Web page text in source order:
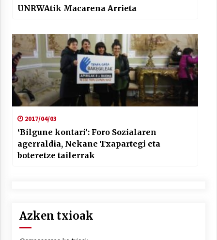
UNRWAtik Macarena Arrieta
2017/04/03
‘Bilgune kontari’: Foro Sozialaren
agerraldia, Nekane Txapartegi eta
boteretze tailerrak
Azken txioak